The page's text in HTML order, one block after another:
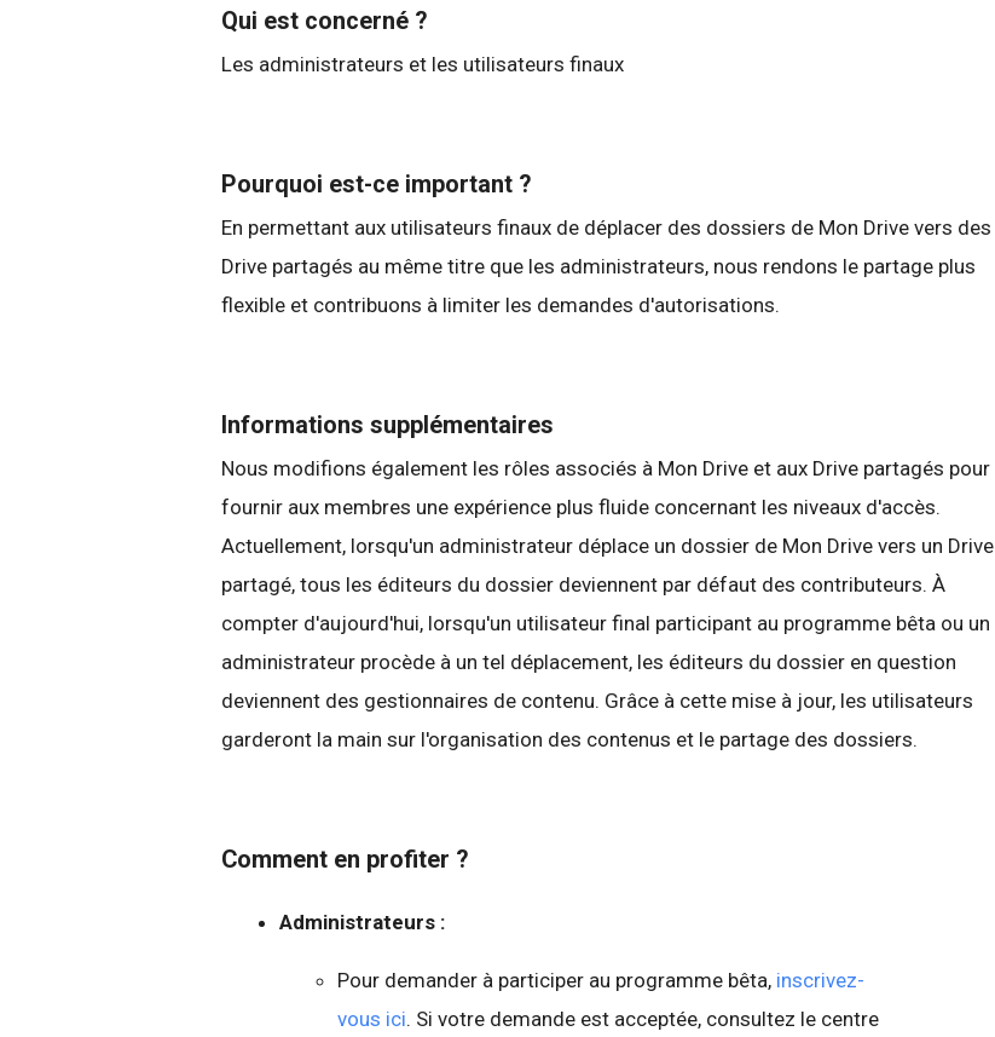
Qui est concerné ?
Les administrateurs et les utilisateurs finaux
Pourquoi est-ce important ?
En permettant aux utilisateurs finaux de déplacer des dossiers de Mon Drive vers des
Drive partagés au même titre que les administrateurs, nous rendons le partage plus
flexible et contribuons à limiter les demandes d'autorisations.
Informations supplémentaires
Nous modifions également les rôles associés à Mon Drive et aux Drive partagés pour
fournir aux membres une expérience plus fluide concernant les niveaux d'accès.
Actuellement, lorsqu'un administrateur déplace un dossier de Mon Drive vers un Drive
partagé, tous les éditeurs du dossier deviennent par défaut des contributeurs. À
compter d'aujourd'hui, lorsqu'un utilisateur final participant au programme bêta ou un
administrateur procède à un tel déplacement, les éditeurs du dossier en question
deviennent des gestionnaires de contenu. Grâce à cette mise à jour, les utilisateurs
garderont la main sur l'organisation des contenus et le partage des dossiers.
Comment en profiter ?
Administrateurs :
Pour demander à participer au programme bêta, inscrivez-
vous ici. Si votre demande est acceptée, consultez le centre